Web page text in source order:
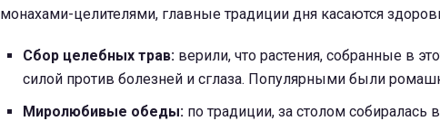
монахами-целителями, главные традиции дня касаются
Сбор целебных трав: верили, что растения, собранные в
силой против болезней и сглаза. Популярными были
Миролюбивые обеды: по традиции, за столом собиралась